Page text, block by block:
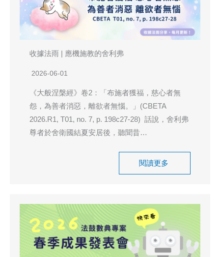
收據法雨 | 應機施教的舍利弗
2026-06-01
《大般涅槃經》卷2：「布施者獲福，慈心者無
怨，為善者消惡，離欲者無惱。」(CBETA
2026.R1, T01, no. 7, p. 198c27-28) 話說，舍利弗
尊者於舍衛國結夏安居後，聽聞昔…
閱讀更多